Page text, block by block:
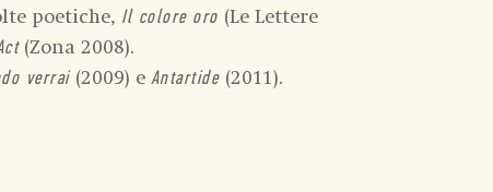
poetiche, Il colore oro (Le Lettere
(Zona 2008).
verrai(2009) e Antartide(2011).